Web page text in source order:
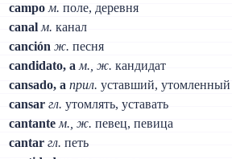
campo м. поле, деревня
canal м. канал
canción ж. песня
candidato, a м., ж. кандидат
cansado, a прил. уставший, утомленный
cansar гл. утомлять, уставать
cantante м., ж. певец, певица
cantar гл. петь